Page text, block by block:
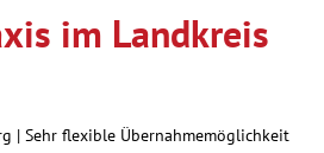
im Landkreis
| Sehr flexible Übernahmemöglichkeit